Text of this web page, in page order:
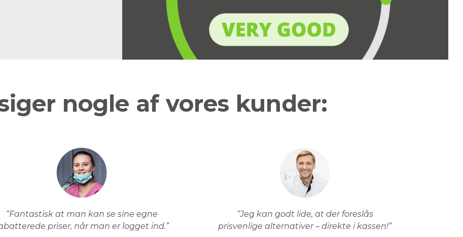
nogle af vores kunder:
“Fantastisk at man kan se sine egne
priser, når man er logget ind.”
“Jeg kan godt lide, at der foreslås
prisvenlige alternativer – direkte i kassen!”